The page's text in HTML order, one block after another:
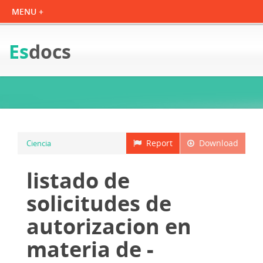
Esdocs
Download
Report
Ciencia
listado de
solicitudes de
autorizacion en
materia de -